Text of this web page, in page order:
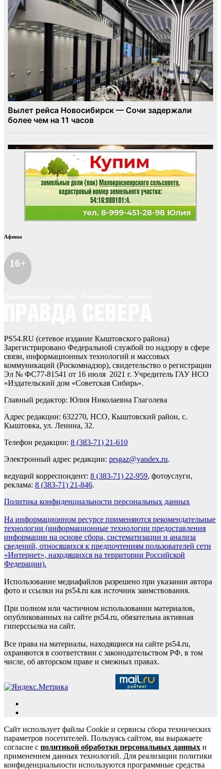
Афиша
16+
PS54.RU (сетевое издание Кыштовского района)
Зарегистрировано Федеральной службой по надзору в сфере
связи, информационных технологий и массовых
коммуникаций (Роскомнадзор), свидетельство о регистрации
Эл № ФС77-81541 от 16 июля 2021 г. Учредитель ГАУ НСО
«Издательский дом «Советская Сибирь».
Главный редактор: Юлия Николаевна Глаголева
Адрес редакции: 632270, НСО, Кыштовский район, с.
Кыштовка, ул. Ленина, 32.
Телефон редакции: 8 (383-71) 21-610
Электронный адрес редакции: prsgaz@yandex.ru.
ведущий корреспондент: 8 (383-71) 22-959, фотоуслуги,
реклама: 8 (383-71) 21-846.
Политика конфиденциальности персональных данных
На информационном ресурсе применяются рекомендательные
технологии (информационные технологии предоставления
информации на основе сбора, систематизации и анализа
сведений, относящихся к предпочтениям пользователей сети
«Интернет», находящихся на территории Российской
Федерации).
Использование медиафайлов разрешено при указании автора
фото и ссылки на ps54.ru как источник заимствования.
При полном или частичном использовании материалов,
опубликованных на сайте ps54.ru, обязательна активная
гиперссылка на сайт.
Все права на материалы, находящиеся на сайте ps54.ru,
охраняются в соответствии с законодательством РФ, в том
числе, об авторском праве и смежных правах.
Сайт использует файлы Cookie и сервисы сбора технических
параметров посетителей. Пользуясь сайтом, вы выражаете
согласие с политикой обработки персональных данных и
применением данных технологий. Для реализации политики
конфиденциальности используются программные средства